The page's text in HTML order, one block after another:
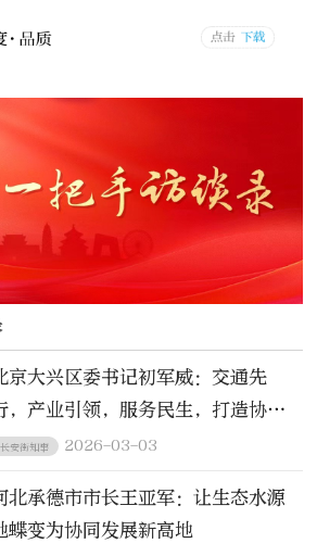
京大兴区委书记初军威：交通先
，产业引领，服务民生，打造协同
展示范样板
长安街知事 2026-03-03
北承德市市长王亚军：让生态水源
蝶变为协同发展新高地